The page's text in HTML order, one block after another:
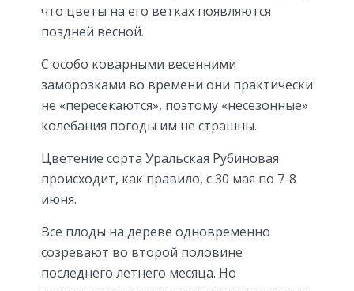
что цветы на его ветках появляются
поздней весной.
С особо коварными весенними
заморозками во времени они практически
не «пересекаются», поэтому «несезонные»
колебания погоды им не страшны.
Цветение сорта Уральская Рубиновая
происходит, как правило, с 30 мая по 7-8
июня.
Все плоды на дереве одновременно
созревают во второй половине
последнего летнего месяца. Но